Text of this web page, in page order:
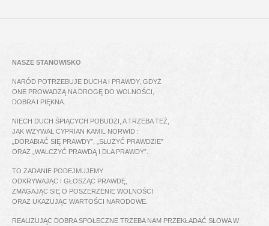
NASZE STANOWISKO
NARÓD POTRZEBUJE DUCHA I PRAWDY, GDYŻ
ONE PROWADZĄ NA DROGĘ DO WOLNOŚCI,
DOBRA I PIĘKNA.
NIECH DUCH ŚPIĄCYCH POBUDZI, A TRZEBA TEŻ,
JAK WZYWAŁ CYPRIAN KAMIL NORWID :
„DORABIAĆ SIĘ PRAWDY”, „SŁUŻYĆ PRAWDZIE”
ORAZ „WALCZYĆ PRAWDĄ I DLA PRAWDY”.
TO ZADANIE PODEJMUJEMY
ODKRYWAJĄC I GŁOSZĄC PRAWDĘ,
ZMAGAJĄC SIĘ O POSZERZENIE WOLNOŚCI
ORAZ UKAZUJĄC WARTOŚCI NARODOWE.
REALIZUJĄC DOBRA SPOŁECZNE TRZEBA NAM PRZEKŁADAĆ SŁOWA W